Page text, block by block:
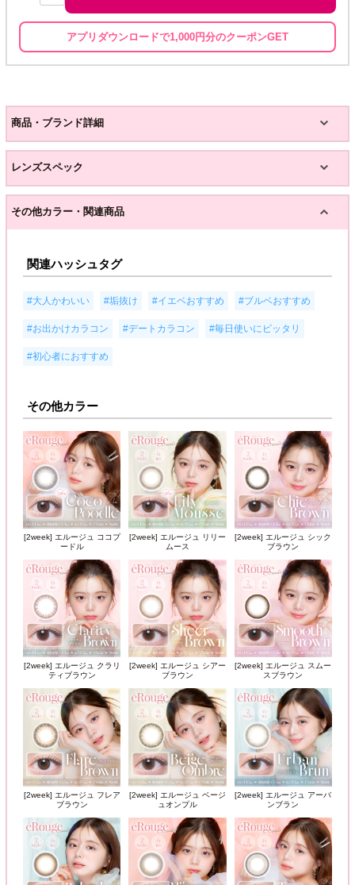
アプリダウンロードで1,000円分のクーポンGET
商品・ブランド詳細
レンズスペック
その他カラー・関連商品
関連ハッシュタグ
#大人かわいい #垢抜け #イエベおすすめ #ブルベおすすめ
#お出かけカラコン #デートカラコン #毎日使いにピッタリ
#初心者におすすめ
その他カラー
[2week] エルージュ ココプ
ードル
[2week] エルージュ リリー
ムース
[2week] エルージュ シック
ブラウン
[2week] エルージュ クラリ
ティブラウン
[2week] エルージュ シアー
ブラウン
[2week] エルージュ スムー
スブラウン
[2week] エルージュ フレア
ブラウン
[2week] エルージュ ベージ
ュオンプル
[2week] エルージュ アーバ
ンブラン